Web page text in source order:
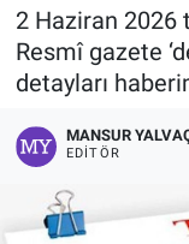
2 Haziran 2026
Resmî gazete
detayları
MANSUR
EDITÖR